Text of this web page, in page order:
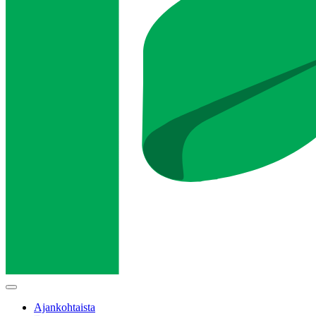
Main
Ajankohtaista